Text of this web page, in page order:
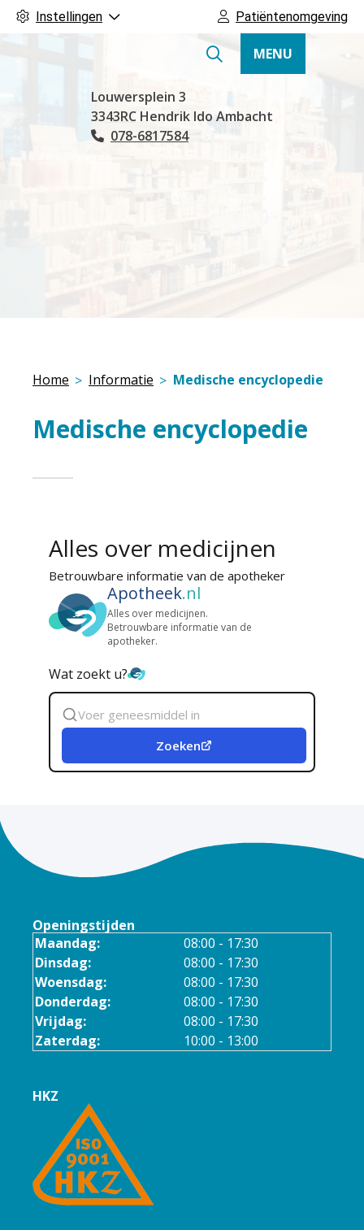
Instellingen Patiëntenomgeving
Hoofdmenu
MENU
Louwersplein 3
3343RC Hendrik Ido Ambacht
Tel:
078-6817584
Home Informatie Medische encyclopedie
Medische encyclopedie
Alles over medicijnen
Betrouwbare informatie van de apotheker
Apotheek.nl
Alles over medicijnen.
Betrouwbare informatie van de
apotheker.
Wat zoekt u?
Zoek
geneesmiddel
Zoeken
Openingstijden
Maandag:
08:00 - 17:30
Dinsdag:
08:00 - 17:30
Woensdag:
08:00 - 17:30
Donderdag:
08:00 - 17:30
Vrijdag:
08:00 - 17:30
Zaterdag:
10:00 - 13:00
HKZ